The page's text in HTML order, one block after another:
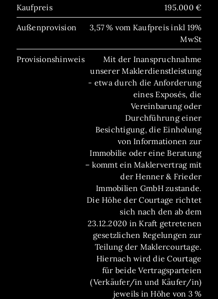
Kaufpreis 195.000 €
Außenprovision
3,57 % vom Kaufpreis inkl 19%
MwSt
Provisionshinweis
Mit der Inanspruchnahme
unserer Maklerdienstleistung
- etwa durch die Anforderung
eines Exposés, die
Vereinbarung oder
Durchführung einer
Besichtigung, die Einholung
von Informationen zur
Immobilie oder eine Beratung
– kommt ein Maklervertrag mit
der Henner & Frieder
Immobilien GmbH zustande.
Die Höhe der Courtage richtet
sich nach den ab dem
23.12.2020 in Kraft getretenen
gesetzlichen Regelungen zur
Teilung der Maklercourtage.
Hiernach wird die Courtage
für beide Vertragsparteien
(Verkäufer/in und Käufer/in)
jeweils in Höhe von 3 %